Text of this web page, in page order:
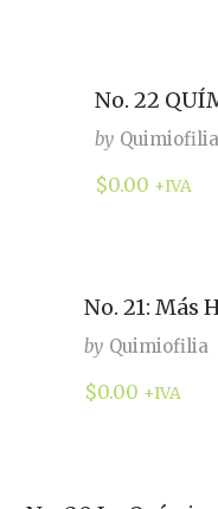
No. 22
by Quimiofilia
$0.00 +IVA
No. 21: Más
by Quimiofilia
$0.00 +IVA